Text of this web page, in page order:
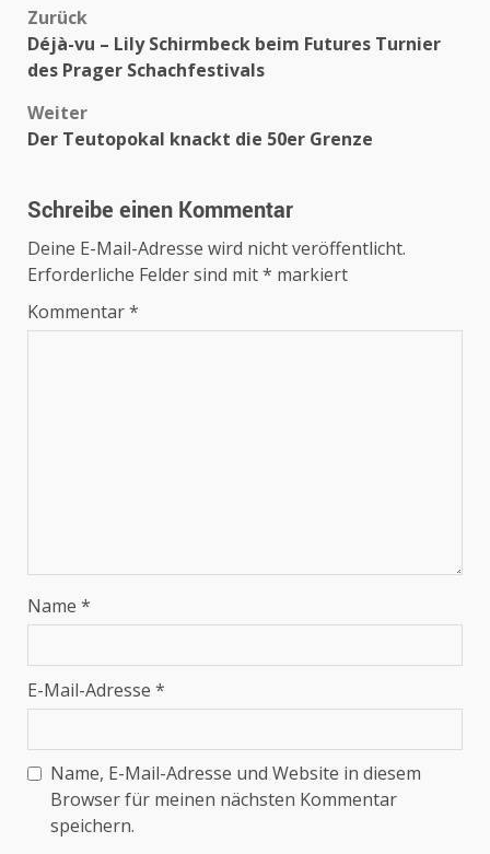
Beitragsnavigation
Zurück
Déjà-vu – Lily Schirmbeck beim Futures Turnier
des Prager Schachfestivals
Weiter
Der Teutopokal knackt die 50er Grenze
Schreibe einen Kommentar
Deine E-Mail-Adresse wird nicht veröffentlicht.
Erforderliche Felder sind mit* markiert
Kommentar*
Name *
E-Mail-Adresse *
Name, E-Mail-Adresse und Website in diesem
Browser für meinen nächsten Kommentar
speichern.